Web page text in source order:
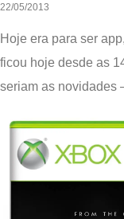
22/05/2013
Hoje era para ser
ficou hoje desde as
seriam as novidades